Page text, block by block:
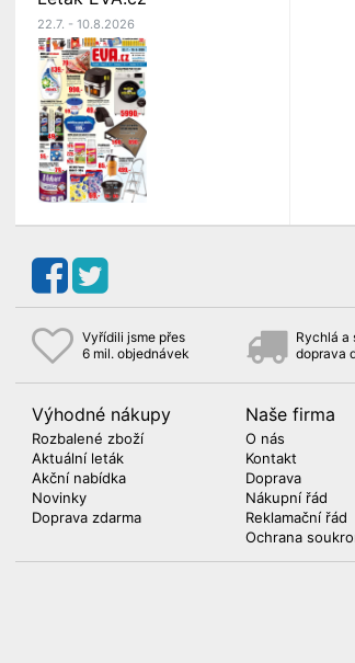
22.7. - 10.8.2026
Vyřídili jsme přes
6 mil. objednávek
Rychlá a
doprava
Výhodné nákupy
Rozbalené zboží
Aktuální leták
Akční nabídka
Novinky
Doprava zdarma
Naše firma
O nás
Kontakt
Doprava
Nákupní řád
Reklamační řád
Ochrana